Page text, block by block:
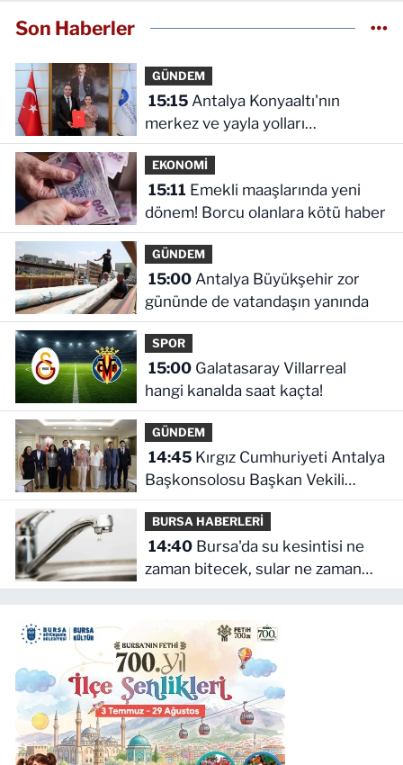
Son Haberler
GÜNDEM
15:15Antalya Konyaaltı'nın
merkez ve yayla yolları
yenilenecek
EKONOMİ
15:11
dönem! Borcu olanlara kötü haber
GÜNDEM
15:00Antalya Büyükşehir zor
gününde de vatandaşın yanında
SPOR
15:00Galatasaray Villarreal
hangi kanalda saat kaçta!
GÜNDEM
14:45Kırgız Cumhuriyeti Antalya
Başkonsolosu Başkan Vekili
Özdemir'i ziyaret etti
BURSA HABERLERİ
14:40Bursa'da su kesintisi ne
zaman bitecek, sular ne zaman
gelecek?